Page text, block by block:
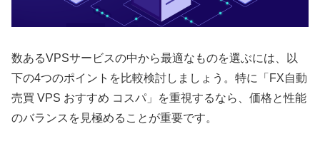
数あるVPSサービスの中から最適なものを選ぶには、以
下の4つのポイントを比較検討しましょう。特に「FX自動
売買 VPS おすすめ コスパ」を重視するなら、価格と性能
のバランスを見極めることが重要です。